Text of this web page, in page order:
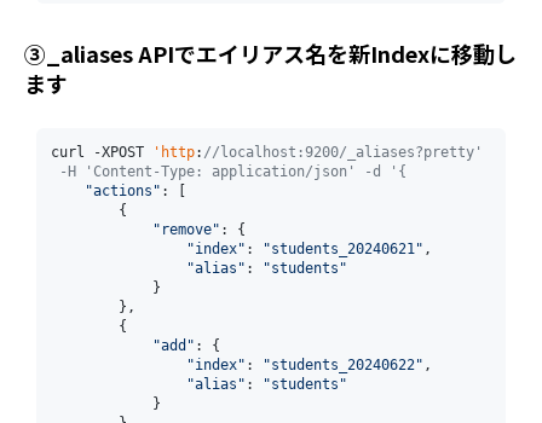
③_aliases APIでエイリアス名を新Indexに移動し
ます
curl -XPOST 'http: //localhost:9200/_aliases?pretty'
-H 'Content-Type: application/json' -d '{
"actions" : [
"remove" : {
"index" : "students_20240621" ,
"alias" :
"students"
"add" : {
"index" : "students_20240622" ,
"alias" :
"students"